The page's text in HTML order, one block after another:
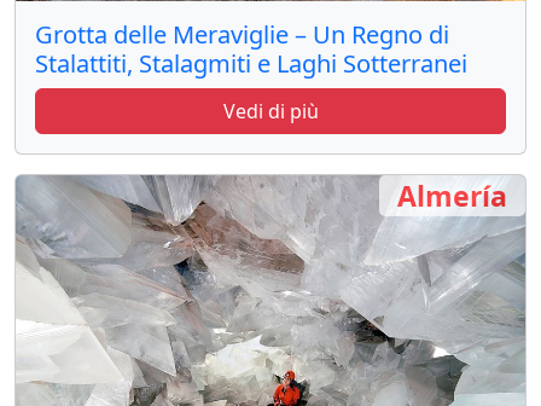
Grotta delle Meraviglie – Un Regno di
Stalattiti, Stalagmiti e Laghi Sotterranei
Vedi di più
Almería